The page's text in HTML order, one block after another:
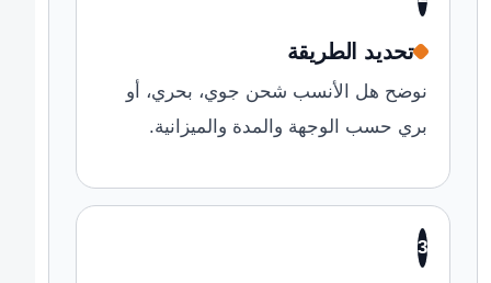
تحديد الطريقة
نوضح هل الأنسب شحن جوي، بحري، أو
بري حسب الوجهة والمدة والميزانية.
3